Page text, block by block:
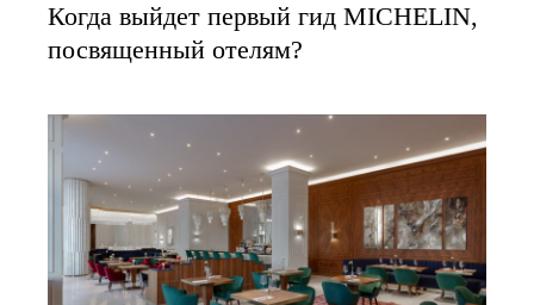
Когда выйдет первый гид MICHELIN,
посвященный отелям?